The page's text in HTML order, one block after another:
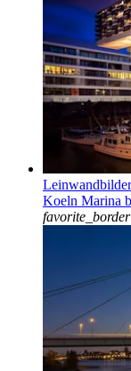
Koeln Marina
favorite_border